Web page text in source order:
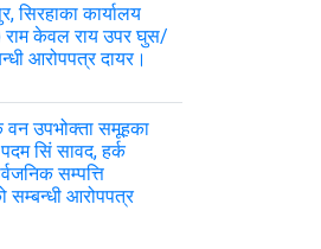
सिरहाका कार्यालय
केवल राय उपर घुस/
आरोपपत्र दायर।
वन उपभोक्ता समूहका
सिं सावद, हर्क
सम्पत्ति
सम्बन्धी आरोपपत्र